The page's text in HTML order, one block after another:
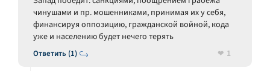
Ответить (1)
чинушами и пр. мошенниками, принимая их у себя,
финансируя оппозицию, гражданской войной, кода
уже и населению будет нечего терять
1